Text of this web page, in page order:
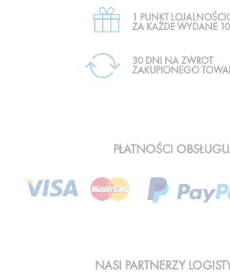
1 PUNKT
ZA KAŻDE WYDANE
30 DNI NA ZWROT
ZAKUPIONEGO
PŁATNOŚCI
NASI PARTNERZY